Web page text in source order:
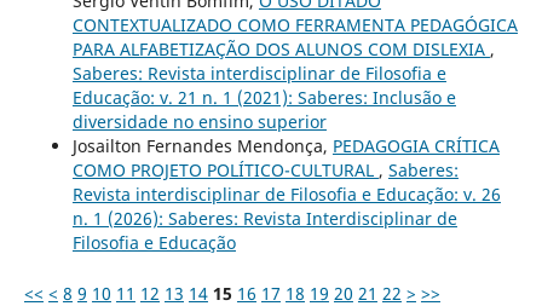
CONTEXTUALIZADO COMO FERRAMENTA PEDAGÓGICA
PARA ALFABETIZAÇÃO DOS ALUNOS COM DISLEXIA ,
Saberes: Revista interdisciplinar de Filosofia e
Educação: v. 21 n. 1 (2021): Saberes: Inclusão e
diversidade no ensino superior
Josailton Fernandes Mendonça, PEDAGOGIA CRÍTICA
COMO PROJETO POLÍTICO-CULTURAL , Saberes:
Revista interdisciplinar de Filosofia e Educação: v. 26
n. 1 (2026): Saberes: Revista Interdisciplinar de
Filosofia e Educação
<< < 8 9 10 11 12 13 14 15 16 17 18 19 20 21 22 > >>